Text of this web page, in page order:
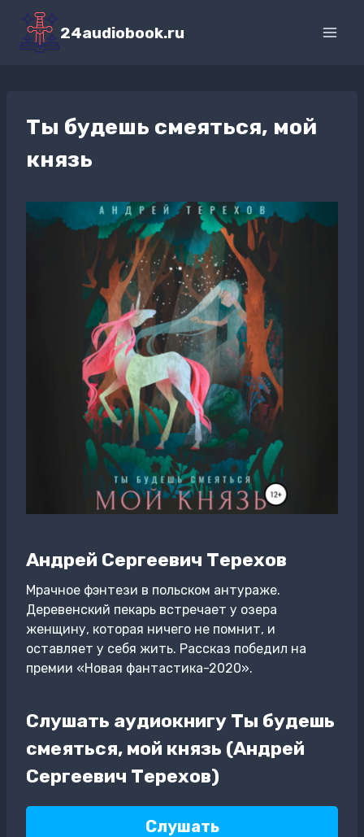
Перейти
содержимому
24audiobook.ru
Ты будешь смеяться, мой
князь
Андрей Сергеевич Терехов
Мрачное фэнтези в польском антураже.
Деревенский пекарь встречает у озера
женщину, которая ничего не помнит, и
оставляет у себя жить. Рассказ победил на
премии «Новая фантастика-2020».
Слушать аудиокнигу Ты будешь
смеяться, мой князь (Андрей
Сергеевич Терехов)
Слушать